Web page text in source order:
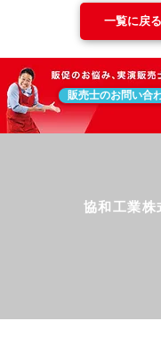
一覧に戻る
販売士のお問い合
協和工業株